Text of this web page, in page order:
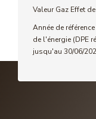
Valeur Gaz Effet
Année de
de l'énergie (DPE
jusqu'au 30/06/